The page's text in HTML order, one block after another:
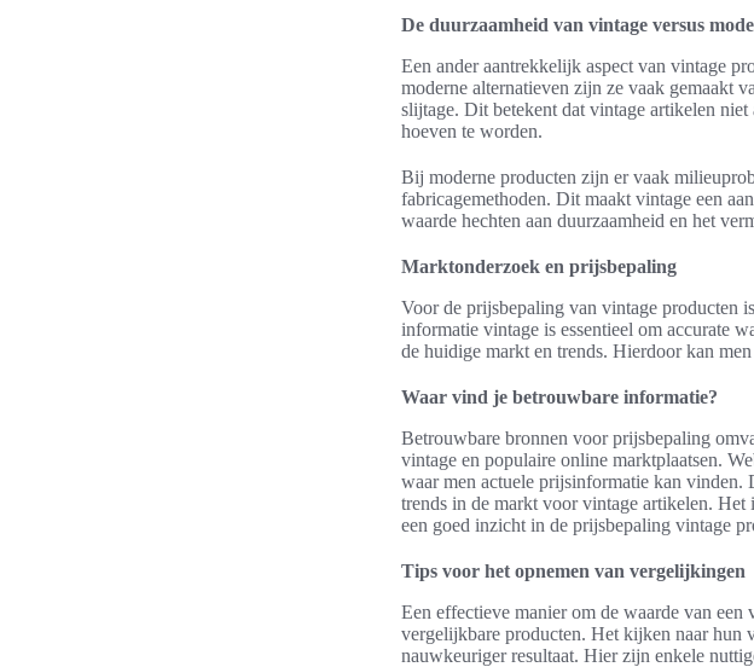
De duurzaamheid van vintage versus
Een ander aantrekkelijk aspect van vintage
moderne alternatieven zijn ze vaak gemaakt
slijtage. Dit betekent dat vintage artikelen
hoeven te worden.
Bij moderne producten zijn er vaak
fabricagemethoden. Dit maakt vintage een
waarde hechten aan duurzaamheid en het
Marktonderzoek en prijsbepaling
Voor de prijsbepaling van vintage producten
informatie vintage is essentieel om accurate
de huidige markt en trends. Hierdoor kan
Waar vind je betrouwbare informatie?
Betrouwbare bronnen voor prijsbepaling
vintage en populaire online marktplaatsen.
waar men actuele prijsinformatie kan vinden.
trends in de markt voor vintage artikelen. Het
een goed inzicht in de prijsbepaling vintage
Tips voor het opnemen van vergelijkingen
Een effectieve manier om de waarde van
vergelijkbare producten. Het kijken naar hun
nauwkeuriger resultaat. Hier zijn enkele